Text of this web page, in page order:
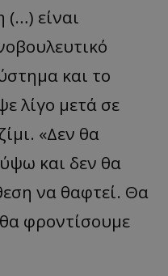
είναι
και το
λίγο μετά σε
«Δεν θα
και δεν θα
να θαφτεί. Θα
φροντίσουμε